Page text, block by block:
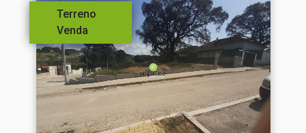
Terreno
Venda